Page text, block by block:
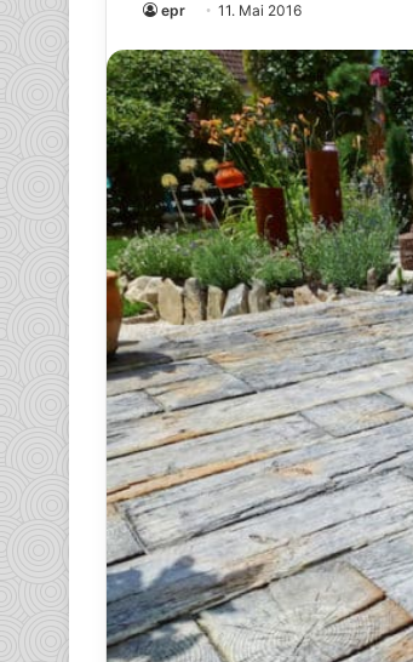
epr 11. Mai 2016